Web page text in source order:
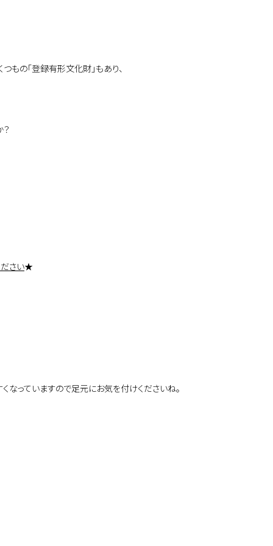
もの「登録有形文化財」もあり、
さい★
っていますので足元にお気を付けくださいね。